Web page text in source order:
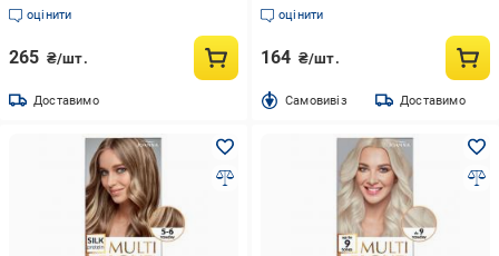
оцінити
265 ₴/шт.
Доставимо
оцінити
164 ₴/шт.
Cамовивіз Доставимо